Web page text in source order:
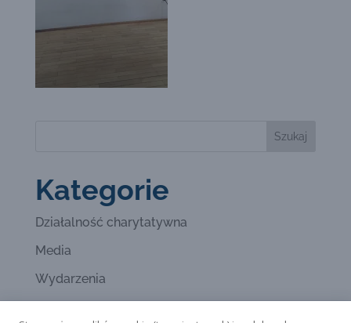
Kategorie
Działalność charytatywna
Media
Wydarzenia